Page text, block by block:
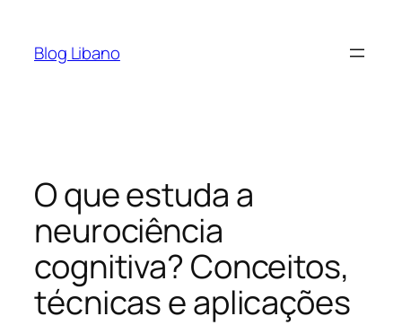
Blog Libano
O que estuda a
neurociência
cognitiva? Conceitos,
técnicas e aplicações